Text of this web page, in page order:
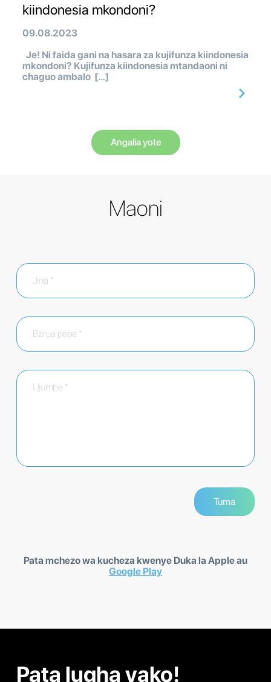
kiindonesia mkondoni?
09.08.2023
Je! Ni faida gani na hasara za kujifunza kiindonesia
mkondoni? Kujifunza kiindonesia mtandaoni ni
chaguo ambalo […]
Angalia yote
Maoni
Pata mchezo wa kucheza kwenye Duka la Apple au
Google Play
Pata lugha yako!